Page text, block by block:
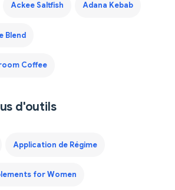
Ackee Saltfish Adana Kebab
Blend
Coffee
d'outils
Application de Régime
for Women